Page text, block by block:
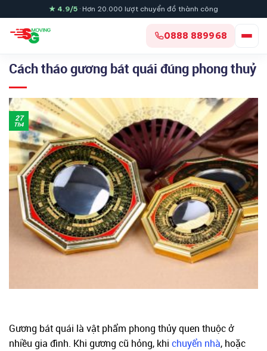
to
content
★ 4.9/5 · Hơn 20.000 lượt chuyển đồ thành công
0888 889968
Cách tháo gương bát quái đúng phong thuỷ
27
Th4
Gương bát quái là vật phẩm phong thủy quen thuộc ở
nhiều gia đình. Khi gương cũ hỏng, khi chuyển nhà, hoặc